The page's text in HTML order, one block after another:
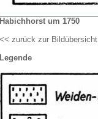
Habichhorst um 1750
<< zurück zur Bildübersicht
Legende